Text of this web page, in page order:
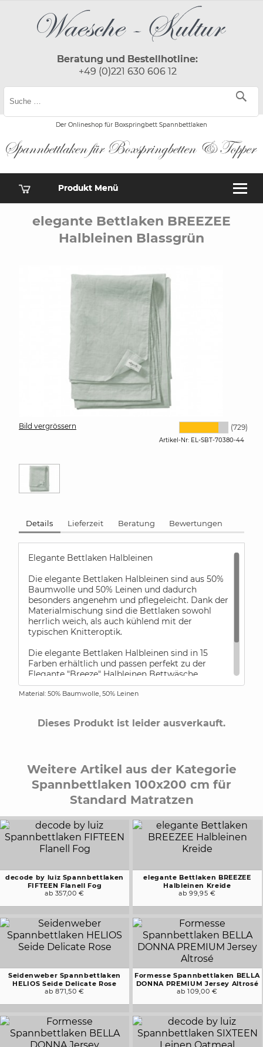
Beratung und Bestellhotline:
+49 (0)221 630 606 12
Der Onlineshop für Boxspringbett Spannbettlaken
Produkt Menü
elegante Bettlaken BREEZEE
Halbleinen Blassgrün
Bild vergrössern (729)
Artikel-Nr: EL-SBT-70380-44
Details Lieferzeit Beratung Bewertungen
Elegante Bettlaken Halbleinen
Die elegante Bettlaken Halbleinen sind aus 50%
Baumwolle und 50% Leinen und dadurch
besonders angenehm und pflegeleicht. Dank der
Materialmischung sind die Bettlaken sowohl
herrlich weich, als auch kühlend mit der
typischen Knitteroptik.
Die elegante Bettlaken Halbleinen sind in 15
Farben erhältlich und passen perfekt zu der
Elegante "Breeze" Halbleinen Bettwäsche.
Bitte beachten Sie, dass die Bettlaken Größe
muss.
Material: 50% Baumwolle, 50% Leinen
Dieses Produkt ist leider ausverkauft.
Weitere Artikel aus der Kategorie
Spannbettlaken 100x200 cm für
Standard Matratzen
decode by luiz Spannbettlaken
FIFTEEN Flanell Fog
ab 357,00 €
elegante Bettlaken BREEZEE
Halbleinen Kreide
ab 99,95 €
Seidenweber Spannbettlaken
HELIOS Seide Delicate Rose
ab 871,50 €
Formesse Spannbettlaken BELLA
DONNA PREMIUM Jersey Altrosé
ab 109,00 €